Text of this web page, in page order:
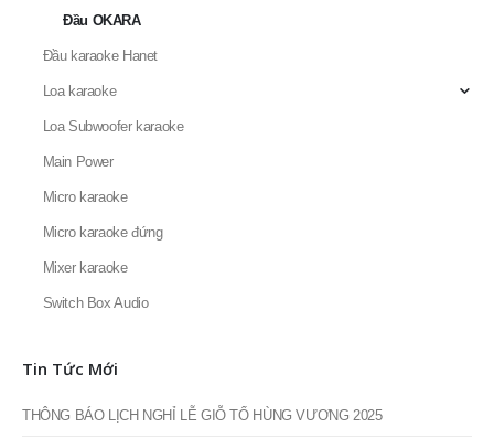
Amply karaoke
Bonus Audio
Đầu karaoke
Đầu karaoke SmartK
Đầu OKARA
Đầu karaoke Hanet
Loa karaoke
Loa Subwoofer karaoke
Main Power
Micro karaoke đứng
Mixer karaoke